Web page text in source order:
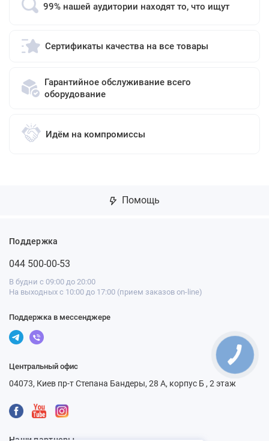
99% нашей аудитории находят то, что ищут
Сертификаты качества на все товары
Гарантийное обслуживание всего
оборудование
Идём на компромиссы
Помощь
Поддержка
044 500-00-53
В будни с 09:00 до 20:00
На выходных с 10:00 до 17:00 (прием заказов on-line)
Поддержка в мессенджере
Центральный офис
04073, Киев пр-т Степана Бандеры, 28 А, корпус Б , 2 этаж